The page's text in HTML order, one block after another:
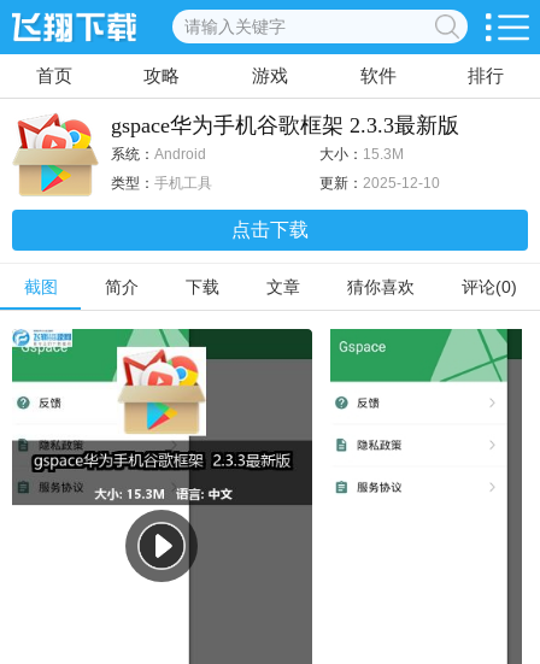
首页 攻略 游戏 软件 排行
gspace华为手机谷歌框架 2.3.3最新版
系统： Android 大小： 15.3M
类型： 手机工具 更新： 2025-12-10
点击下载
截图 简介 下载 文章 猜你喜欢 评论(0)